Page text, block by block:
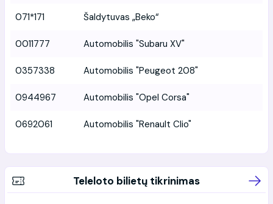
071*171 Šaldytuvas „Beko“
0011777 Automobilis "Subaru XV"
0357338 Automobilis "Peugeot 208"
0944967 Automobilis "Opel Corsa"
0692061 Automobilis "Renault Clio"
Teleloto bilietų tikrinimas